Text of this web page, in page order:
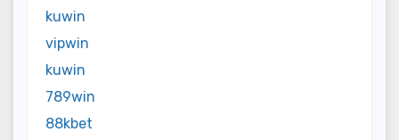
kuwin
vipwin
kuwin
789win
88kbet